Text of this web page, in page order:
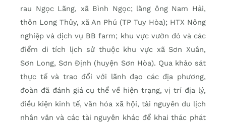
rau Ngọc Lãng, xã Bình Ngọc; lăng ông Nam Hải,
thôn Long Thủy, xã An Phú (TP Tuy Hòa); HTX Nông
nghiệp và dịch vụ BB farm; khu vực vườn đỏ và các
điểm di tích lịch sử thuộc khu vực xã Sơn Xuân,
Sơn Long, Sơn Định (huyện Sơn Hòa). Qua khảo sát
thực tế và trao đổi với lãnh đạo các địa phương,
đoàn đã đánh giá cụ thể về hiện trạng, vị trí địa lý,
điều kiện kinh tế, văn hóa xã hội, tài nguyên du lịch
nhân văn và các tài nguyên khác để khai thác phát